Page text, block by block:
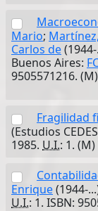
Mario;
Carlos de
Buenos Aires:
9505571216.
Fragilidad
(Estudios
1985. U.I.: 1.
Enrique(1944-
U.I.: 1. ISBN: